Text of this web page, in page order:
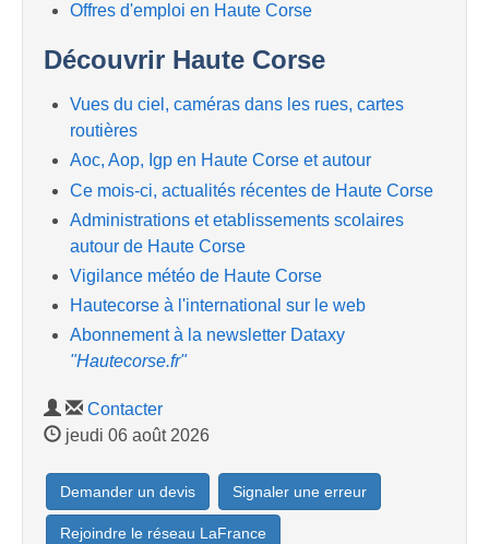
Offres d'emploi en Haute Corse
Découvrir Haute Corse
Vues du ciel, caméras dans les rues, cartes
routières
Aoc, Aop, Igp en Haute Corse et autour
Ce mois-ci, actualités récentes de Haute Corse
Administrations et etablissements scolaires
autour de Haute Corse
Vigilance météo de Haute Corse
Hautecorse à l'international sur le web
Abonnement à la newsletter Dataxy
"Hautecorse.fr"
Contacter
jeudi 06 août 2026
Demander un devis Signaler une erreur
Rejoindre le réseau LaFrance